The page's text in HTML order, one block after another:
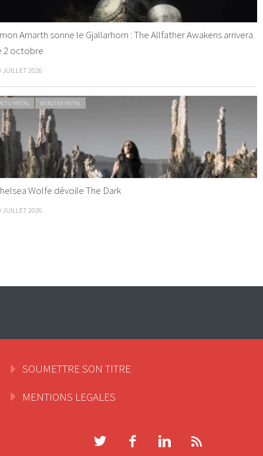
Amarth sonne le Gjallarhorn : The Allfather Awakens arrivera
2 octobre
JUILLET 2026
METAL WEBZINE METAL
Wolfe dévoile The Dark
JUILLET 2026
SOUMETTRE SON TITRE
MENTIONS LEGALES